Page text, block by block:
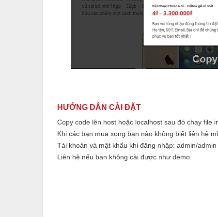
HƯỚNG DẪN CÀI ĐẶT
Copy code lên host hoặc localhost sau đó chạy file
Khi các bạn mua xong bạn nào không biết liên hệ
Tài khoản và mật khẩu khi đăng nhập: admin/admin
Liên hệ nếu bạn không cài được như demo